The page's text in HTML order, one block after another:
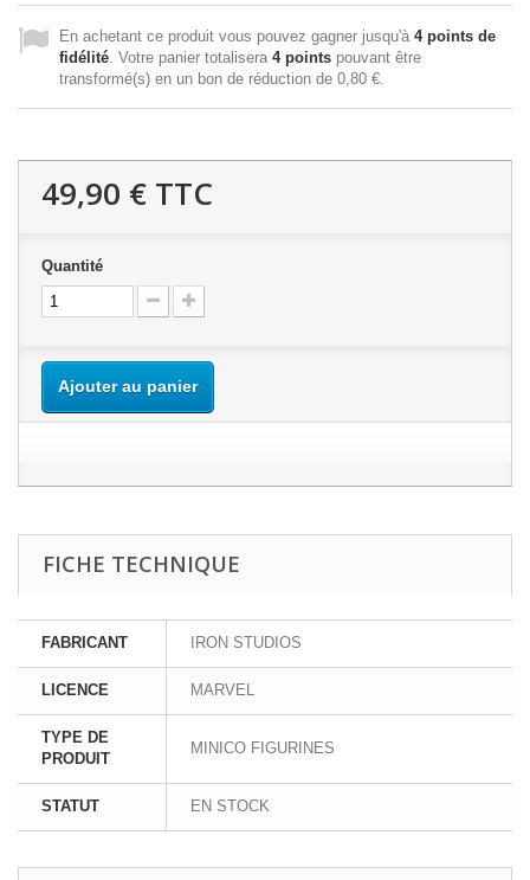
En achetant ce produit vous pouvez gagner jusqu'à 4points de
fidélité . Votre panier totalisera 4points pouvant être
transformé(s) en un bon de réduction de 0,80 €
49,90 € TTC
Quantité
Ajouter au panier
FICHE TECHNIQUE
FABRICANT IRON STUDIOS
LICENCE MARVEL
TYPE DE
PRODUIT
MINICO FIGURINES
STATUT EN STOCK